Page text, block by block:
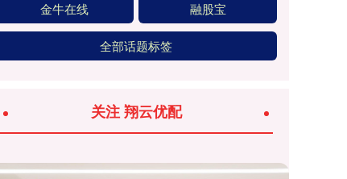
金牛在线 融股宝
全部话题标签
关注 翔云优配